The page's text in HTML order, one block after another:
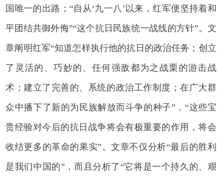
国唯一的出路；“自从‘九一八’以来，红军便坚持着和
平团结共御外侮”“这个抗日民族统一战线的方针”。文
章阐明红军“知道怎样执行他的抗日的政治任务；创立
了灵活的、巧妙的、任何强敌都为之战栗的游击战
术；建立了完善的、系统的政治工作制度；在广大群
众中播下了新的为民族解放而斗争的种子”，“这些宝
贵经验对今后的抗日战争将会有极重要的作用，将会
收结更多的革命的果实”。文章不仅分析“最后的胜利
是我们中国的”，而且分析了“它将是一个持久的、艰